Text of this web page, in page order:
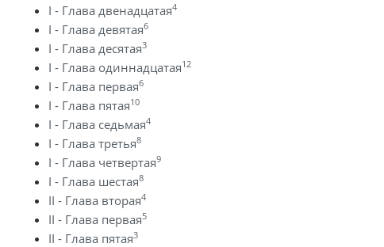
I - Глава двенадцатая4
I - Глава девятая6
I - Глава десятая3
I - Глава одиннадцатая12
I - Глава первая6
I - Глава пятая10
I - Глава седьмая4
I - Глава третья8
I - Глава четвертая9
I - Глава шестая8
II - Глава вторая4
II - Глава первая5
II - Глава пятая3